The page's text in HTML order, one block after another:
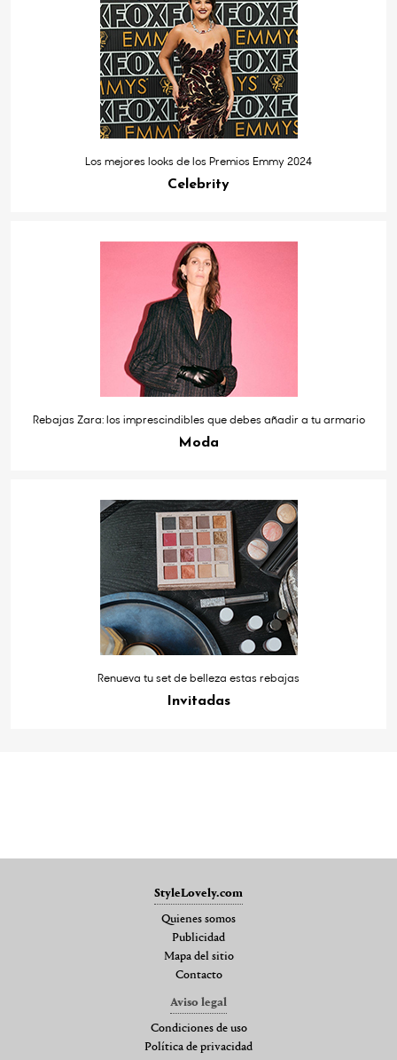
Los mejores looks de los Premios Emmy 2024
Celebrity
Rebajas Zara: los imprescindibles que debes añadir a tu armario
Moda
Renueva tu set de belleza estas rebajas
Invitadas
StyleLovely.com
Quienes somos
Publicidad
Mapa del sitio
Contacto
Aviso legal
Condiciones de uso
Política de privacidad